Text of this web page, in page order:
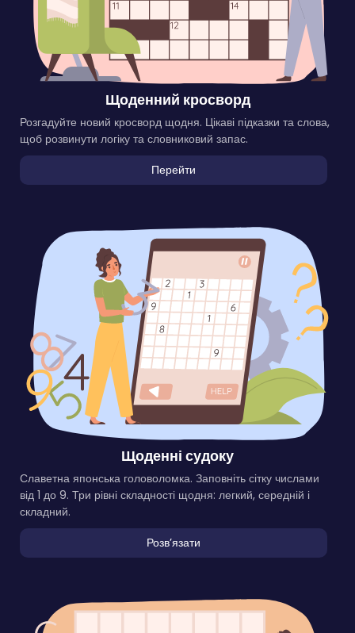
Щоденний кросворд
Розгадуйте новий кросворд щодня. Цікаві підказки та слова,
щоб розвинути логіку та словниковий запас.
Перейти
Щоденні судоку
Славетна японська головоломка. Заповніть сітку числами
від 1 до 9. Три рівні складності щодня: легкий, середній і
складний.
Розвʼязати